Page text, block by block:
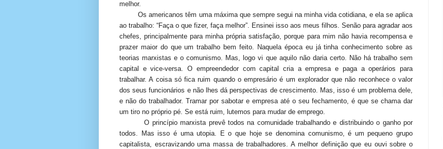
melhor.
Os americanos têm uma máxima que sempre segui na minha vida cotidiana, e ela se aplica
ao trabalho: “Faça o que fizer, faça melhor”. Ensinei isso aos meus filhos. Senão para agradar aos
chefes, principalmente para minha própria satisfação, porque para mim não havia recompensa e
prazer maior do que um trabalho bem feito. Naquela época eu já tinha conhecimento sobre as
teorias marxistas e o comunismo. Mas, logo vi que aquilo não daria certo. Não há trabalho sem
capital e vice-versa. O empreendedor com capital cria a empresa e paga a operários para
trabalhar. A coisa só fica ruim quando o empresário é um explorador que não reconhece o valor
dos seus funcionários e não lhes dá perspectivas de crescimento. Mas, isso é um problema dele,
e não do trabalhador. Tramar por sabotar e empresa até o seu fechamento, é que se chama dar
um tiro no próprio pé. Se está ruim, lutemos para mudar de emprego.
O princípio marxista prevê todos na comunidade trabalhando e distribuindo o ganho por
todos. Mas isso é uma utopia. E o que hoje se denomina comunismo, é um pequeno grupo
capitalista, escravizando uma massa de trabalhadores. A melhor definição que eu ouvi sobre o